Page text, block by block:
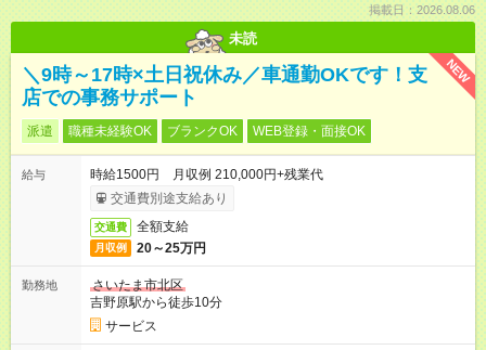
掲載日：2026.08.06
未読
NEW
＼9時～17時×土日祝休み／車通勤OKです！支
店での事務サポート
派遣 職種未経験OK ブランクOK WEB登録・面接OK
給与
時給1500円 月収例 210,000円+残業代
交通費別途支給あり
交通費 全額支給
月収例 20～25万円
勤務地
さいたま市北区
吉野原駅から徒歩10分
サービス